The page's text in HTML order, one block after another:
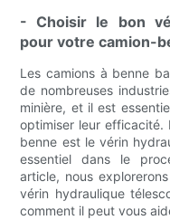
- Choisir le bon
pour votre camion-
Les camions à benne
de nombreuses
minière, et il est
optimiser leur efficacité.
benne est le vérin
essentiel dans le
article, nous
vérin hydraulique
comment il peut vous